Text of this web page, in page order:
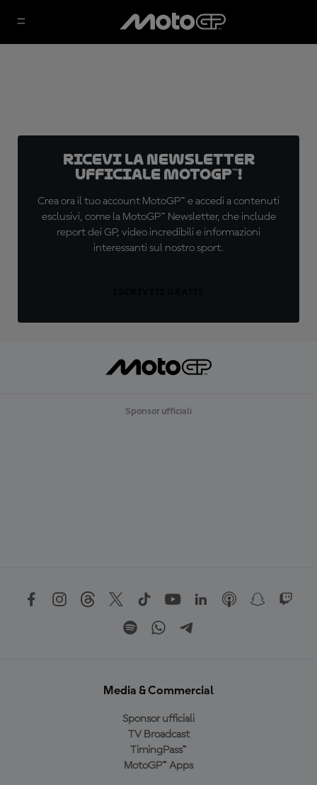
Ricevi la newsletter
ufficiale MotoGP™!
Crea ora il tuo account MotoGP™ e accedi a contenuti
esclusivi, come la MotoGP™ Newsletter, che include
report dei GP, video incredibili e informazioni
interessanti sul nostro sport.
Sponsor ufficiali
Media & Commercial
Sponsor ufficiali
TV Broadcast
TimingPass™
MotoGP™ Apps